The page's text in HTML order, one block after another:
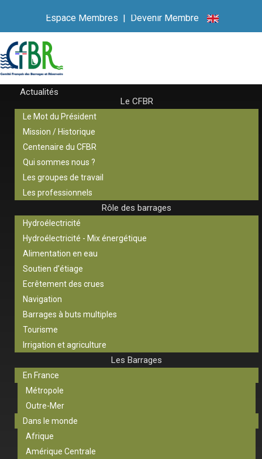
Espace Membres | Devenir Membre
Actualités
Le CFBR
Le Mot du Président
Mission / Historique
Centenaire du CFBR
Qui sommes nous ?
Les groupes de travail
Les professionnels
Rôle des barrages
Hydroélectricité
Hydroélectricité - Mix énergétique
Alimentation en eau
Soutien d’étiage
Ecrêtement des crues
Navigation
Barrages à buts multiples
Tourisme
Irrigation et agriculture
Les Barrages
En France
Métropole
Outre-Mer
Dans le monde
Afrique
Amérique Centrale